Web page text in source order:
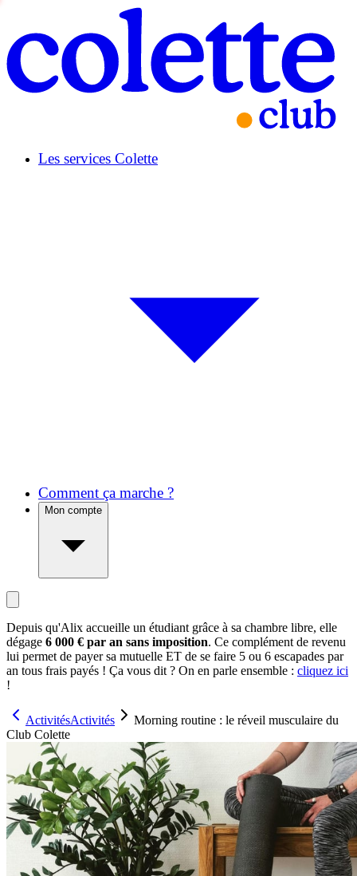
Les services Colette
Comment ça marche ?
Mon compte
Depuis qu'Alix accueille un étudiant grâce à sa chambre libre, elle
dégage 6 000 € par an sans imposition. Ce complément de revenu
lui permet de payer sa mutuelle ET de se faire 5 ou 6 escapades par
an tous frais payés ! Ça vous dit ? On en parle ensemble : cliquez ici
!
ActivitésActivités
Morning routine : le réveil musculaire du
Club Colette